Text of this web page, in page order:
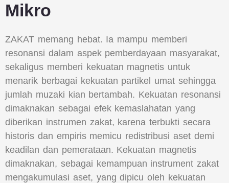
Mikro
ZAKAT memang hebat. Ia mampu memberi
resonansi dalam aspek pemberdayaan masyarakat,
sekaligus memberi kekuatan magnetis untuk
menarik berbagai kekuatan partikel umat sehingga
jumlah muzaki kian bertambah. Kekuatan resonansi
dimaknakan sebagai efek kemaslahatan yang
diberikan instrumen zakat, karena terbukti secara
historis dan empiris memicu redistribusi aset demi
keadilan dan pemerataan. Kekuatan magnetis
dimaknakan, sebagai kemampuan instrument zakat
mengakumulasi aset, yang dipicu oleh kekuatan